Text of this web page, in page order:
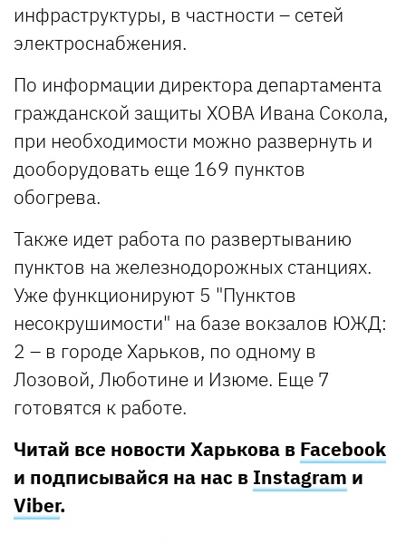
инфраструктуры, в частности – сетей
электроснабжения.
По информации директора департамента
гражданской защиты ХОВА Ивана Сокола,
при необходимости можно развернуть и
дооборудовать еще 169 пунктов
обогрева.
Также идет работа по развертыванию
пунктов на железнодорожных станциях.
Уже функционируют 5 "Пунктов
несокрушимости" на базе вокзалов ЮЖД:
2 – в городе Харьков, по одному в
Лозовой, Люботине и Изюме. Еще 7
готовятся к работе.
Читай все новости Харькова в Facebook
и подписывайся на нас в Instagram и
Viber.